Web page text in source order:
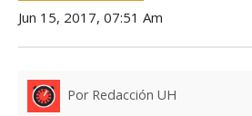
Jun 15, 2017, 07:51 Am
Por Redacción UH